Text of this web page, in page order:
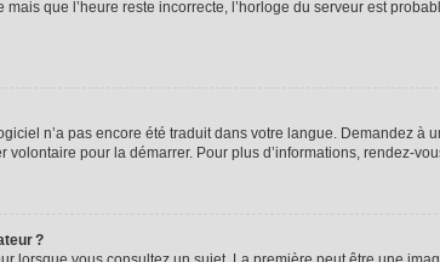
que l’heure reste incorrecte, l’horloge du serveur est
n’a pas encore été traduit dans votre langue. Demandez à
pour la démarrer. Pour plus d’informations, rendez-
?